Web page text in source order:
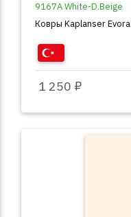
9167A White-D.Beige
Ковры Kaplanser Evora
1 250 ₽